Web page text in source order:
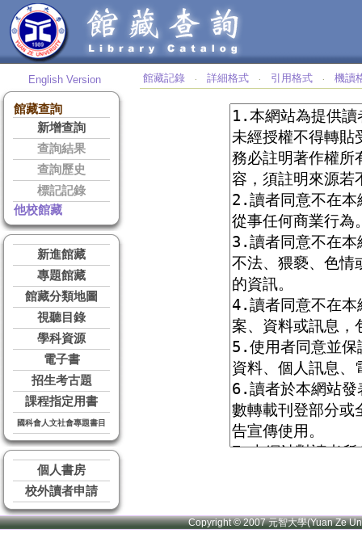
English Version
館藏查詢
新增查詢
查詢結果
查詢歷史
標記記錄
他校館藏
新進館藏
專題館藏
館藏分類地圖
視聽目錄
學科資源
電子書
招生考古題
課程指定用書
國科會人文社會專題書目
個人書房
校外讀者申請
館藏記錄 ‧ 詳細格式 ‧ 引用格式 ‧ 機讀
Copyright © 2007 元智大學(Yuan Ze